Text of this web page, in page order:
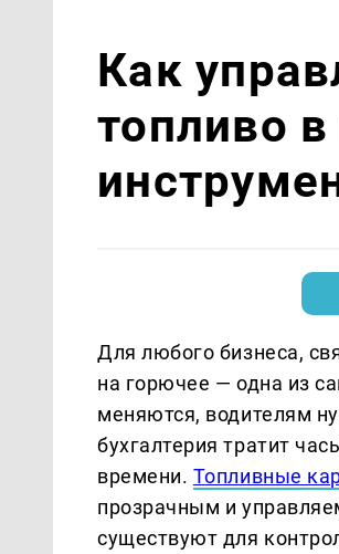
Как
топливо
Для любого бизнеса,
на горючее — одна из
меняются, водителям
бухгалтерия тратит
времени. Топливные
прозрачным и
существуют для